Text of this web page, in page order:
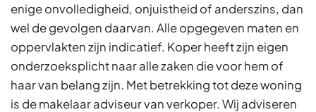
enige onvolledigheid, onjuistheid of anderszins, dan
wel de gevolgen daarvan. Alle opgegeven maten en
oppervlakten zijn indicatief. Koper heeft zijn eigen
onderzoeksplicht naar alle zaken die voor hem of
haar van belang zijn. Met betrekking tot deze woning
is de makelaar adviseur van verkoper. Wij adviseren